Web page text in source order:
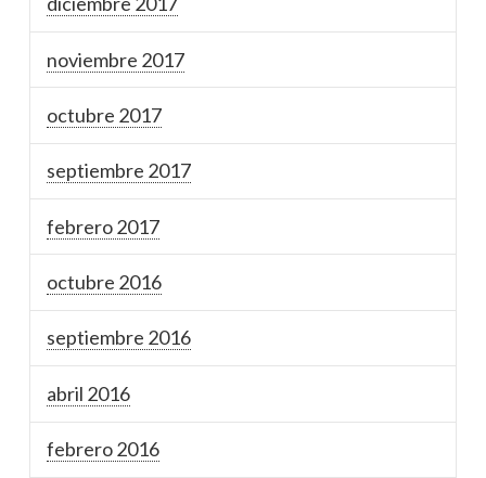
noviembre 2017
octubre 2017
septiembre 2017
febrero 2017
octubre 2016
septiembre 2016
abril 2016
febrero 2016